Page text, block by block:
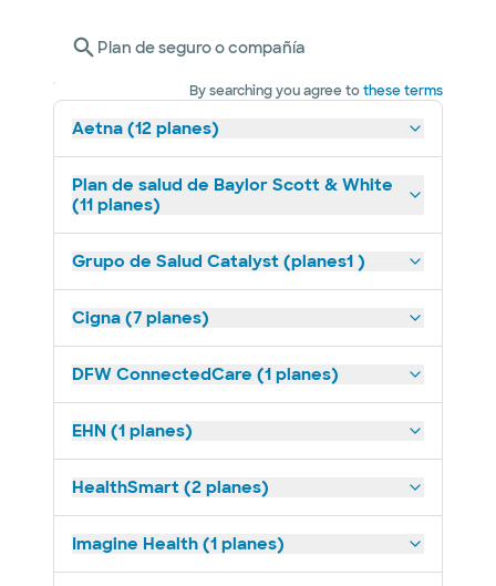
Plan de seguro o compañía
By searching you agree tothese terms
Aetna (12 planes)
Plan de salud de Baylor Scott & White
(11 planes)
Grupo de Salud Catalyst (planes1 )
Cigna (7 planes)
DFW ConnectedCare (1 planes)
EHN (1 planes)
HealthSmart (2 planes)
Imagine Health (1 planes)